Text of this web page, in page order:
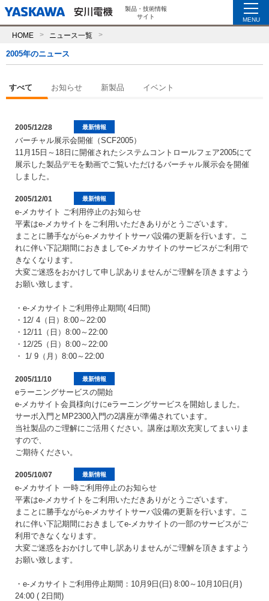
製品・技術情報
サイト
MENU
HOME ニュース一覧
2005年のニュース
すべて お知らせ 新製品 イベント
最新情報
2005/12/28
バーチャル展示会開催（SCF2005）
11月15日～18日に開催されたシステムコントロールフェア2005にて
展示した製品デモを動画でご覧いただけるバーチャル展示会を開催
しました。
最新情報
2005/12/01
e-メカサイト ご利用停止のお知らせ
平素はe-メカサイトをご利用いただきありがとうございます。
まことに勝手ながらe-メカサイトサーバ設備の更新を行います。こ
れに伴い下記期間におきましてe-メカサイトのサービスがご利用で
きなくなります。
大変ご迷惑をおかけして申し訳ありませんがご理解を頂きますよう
お願い致します。
・e-メカサイトご利用停止期間( 4日間)
・12/ 4（日）8:00～22:00
・12/11（日）8:00～22:00
・12/25（日）8:00～22:00
・ 1/ 9（月）8:00～22:00
最新情報
2005/11/10
eラーニングサービスの開始
e-メカサイト会員様向けにeラーニングサービスを開始しました。
サーボ入門とMP2300入門の2講座が準備されています。
当社製品のご理解にご活用ください。講座は順次充実してまいりま
すので、
ご期待ください。
最新情報
2005/10/07
e-メカサイト 一時ご利用停止のお知らせ
平素はe-メカサイトをご利用いただきありがとうございます。
まことに勝手ながらe-メカサイトサーバ設備の更新を行います。こ
れに伴い下記期間におきましてe-メカサイトの一部のサービスがご
利用できなくなります。
大変ご迷惑をおかけして申し訳ありませんがご理解を頂きますよう
お願い致します。
・e-メカサイトご利用停止期間：10月9日(日) 8:00～10月10日(月)
24:00 ( 2日間)